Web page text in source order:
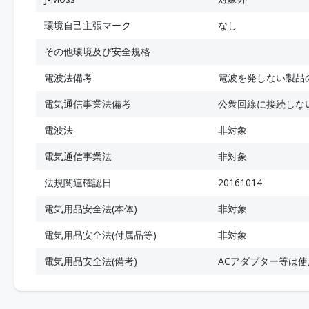
環境自己主張マーク
なし
その他環境及び安全規格
電波法備考
電波を発しない製品
電気通信事業法備考
公衆回線に接続しな
電波法
非対象
電気通信事業法
非対象
法規関連確認日
20161014
電気用品安全法(本体)
非対象
電気用品安全法(付属品等)
非対象
電気用品安全法(備考)
ACアダプター等は